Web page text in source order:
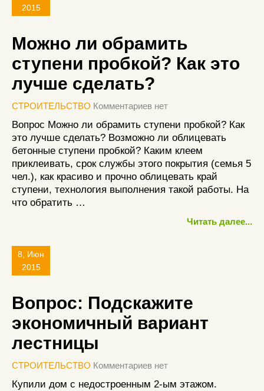
2015
Можно ли обрамить
ступени пробкой? Как это
лучше сделать?
СТРОИТЕЛЬСТВО Комментариев нет
Вопрос Можно ли обрамить ступени пробкой? Как
это лучше сделать? Возможно ли облицевать
бетонные ступени пробкой? Каким клеем
приклеивать, срок службы этого покрытия (семья 5
чел.), как красиво и прочно облицевать край
ступени, технология выполнения такой работы. На
что обратить …
Читать далее...
8, Июн
2015
Вопрос: Подскажите
экономичный вариант
лестницы
СТРОИТЕЛЬСТВО Комментариев нет
Купили дом с недостроенным 2-ым этажом.